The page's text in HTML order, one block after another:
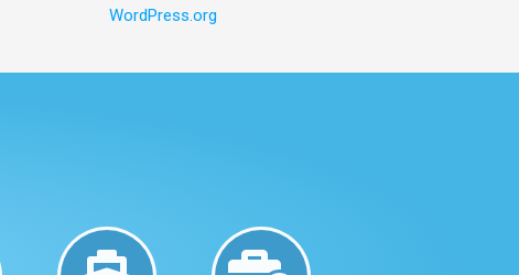
WordPress.org